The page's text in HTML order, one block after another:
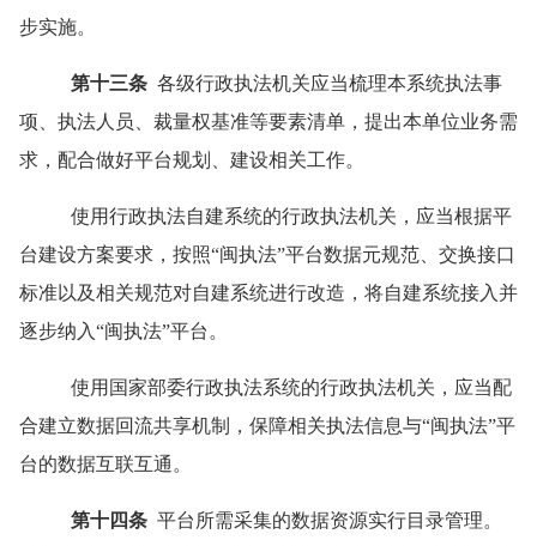
步实施。
第十三条 各级行政执法机关应当梳理本系统执法事
项、执法人员、裁量权基准等要素清单，提出本单位业务需
求，配合做好平台规划、建设相关工作。
使用行政执法自建系统的行政执法机关，应当根据平
台建设方案要求，按照“闽执法”平台数据元规范、交换接口
标准以及相关规范对自建系统进行改造，将自建系统接入并
逐步纳入“闽执法”平台。
使用国家部委行政执法系统的行政执法机关，应当配
合建立数据回流共享机制，保障相关执法信息与“闽执法”平
台的数据互联互通。
第十四条 平台所需采集的数据资源实行目录管理。